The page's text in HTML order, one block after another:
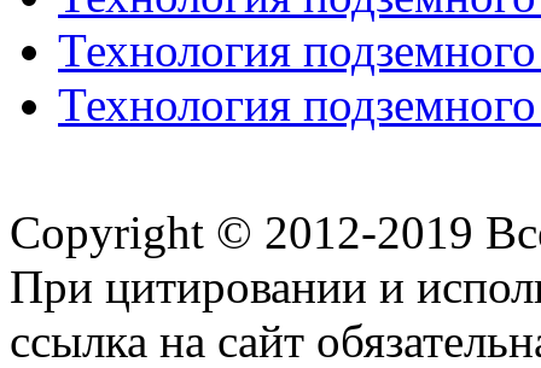
Технология
Технология
Copyright © 2012-2019
При цитировании и
ссылка на сайт